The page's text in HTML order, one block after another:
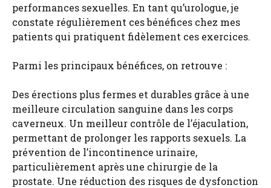
performances sexuelles. En tant qu’urologue, je
constate régulièrement ces bénéfices chez mes
patients qui pratiquent fidèlement ces exercices.
Parmi les principaux bénéfices, on retrouve :
Des érections plus fermes et durables grâce à une
meilleure circulation sanguine dans les corps
caverneux. Un meilleur contrôle de l’éjaculation,
permettant de prolonger les rapports sexuels. La
prévention de l’incontinence urinaire,
particulièrement après une chirurgie de la
prostate. Une réduction des risques de dysfonction